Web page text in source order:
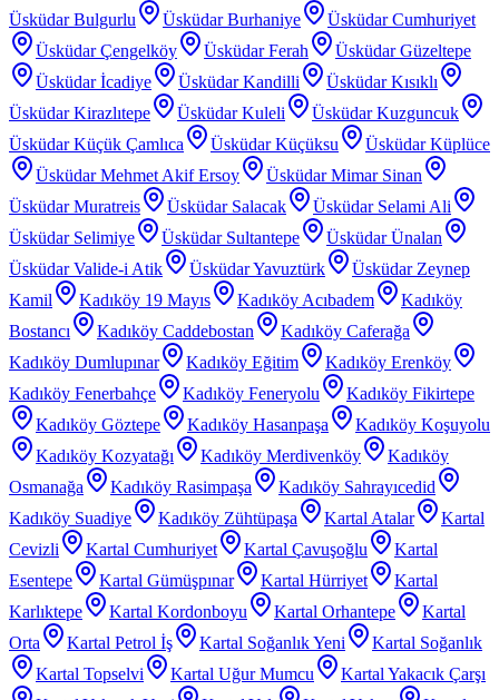
Üsküdar Bulgurlu Üsküdar Burhaniye
Üsküdar Cumhuriyet
Üsküdar Çengelköy
Üsküdar Ferah
Üsküdar Güzeltepe
Üsküdar İcadiye
Üsküdar Kandilli
Üsküdar Kısıklı
Üsküdar Kirazlıtepe
Üsküdar Kuleli
Üsküdar Kuzguncuk
Üsküdar Küçük Çamlıca
Üsküdar Küçüksu
Üsküdar Küplüce
Üsküdar Mehmet Akif Ersoy
Üsküdar Mimar Sinan
Üsküdar Muratreis
Üsküdar Salacak
Üsküdar Selami Ali
Üsküdar Selimiye
Üsküdar Sultantepe
Üsküdar Ünalan
Üsküdar Valide-i Atik
Üsküdar Yavuztürk
Üsküdar Zeynep
Kamil
Kadıköy 19 Mayıs Kadıköy Acıbadem
Kadıköy
Bostancı
Kadıköy Caddebostan
Kadıköy Caferağa
Kadıköy Dumlupınar
Kadıköy Eğitim
Kadıköy Erenköy
Kadıköy Fenerbahçe
Kadıköy Feneryolu
Kadıköy Fikirtepe
Kadıköy Göztepe
Kadıköy Hasanpaşa
Kadıköy Koşuyolu
Kadıköy Kozyatağı
Kadıköy Merdivenköy
Kadıköy
Osmanağa
Kadıköy Rasimpaşa
Kadıköy Sahrayıcedid
Kadıköy Suadiye
Kadıköy Zühtüpaşa Kartal Atalar
Kartal
Cevizli
Kartal Cumhuriyet Kartal Çavuşoğlu
Kartal
Esentepe
Kartal Gümüşpınar Kartal Hürriyet
Kartal
Karlıktepe
Kartal Kordonboyu Kartal Orhantepe
Kartal
Orta
Kartal Petrol İş Kartal Soğanlık Yeni
Kartal Soğanlık
Kartal Topselvi
Kartal Uğur Mumcu
Kartal Yakacık Çarşı